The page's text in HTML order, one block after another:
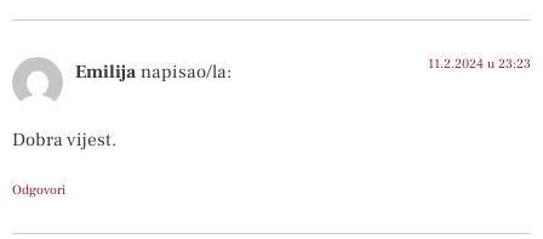
Emilija napisao/la: 11.2.2024 u 23:23
Dobra vijest.
Odgovori